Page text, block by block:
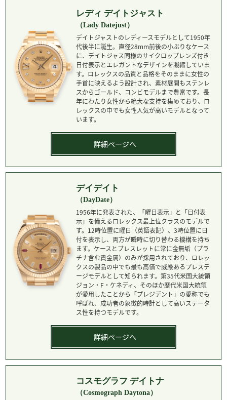
レディ デイトジャスト
（Lady Datejust）
デイトジャストのレディースモデルとして1950年
代後半に誕生。直径28mm前後の小ぶりなケース
に、デイトジャス同様のサイクロップレンズ付き
日付表示とエレガントなデザインを凝縮していま
す。ロレックスの品質と品格をそのままに女性の
手首に映えるよう設計され、素材展開もステンレ
スからゴールド、コンビモデルまで豊富です。長
年にわたり女性から絶大な支持を集めており、ロ
レックスの中でも女性人気が高いモデルとなって
います。
詳細ページへ
デイデイト
（DayDate）
1956年に発表された、「曜日表示」と「日付表
示」を備えるロレックス最上位クラスのモデルで
す。12時位置に曜日（英語表記）、3時位置に日
付を表示し、両方が瞬時に切り替わる機構を持ち
ます。ケースとブレスレットに常に金無垢（プラ
チナ含む貴金属）のみが採用されており、ロレッ
クスの製品の中でも最も高価で威厳あるプレステ
ージモデルとして知られます。第35代米国大統領
ジョン・F・ケネディ、そのほか歴代米国大統領
が愛用したことから「プレジデント」の愛称でも
呼ばれ、成功者の象徴的時計として高いステータ
ス性を持つモデルです。
詳細ページへ
コスモグラフ デイトナ
（Cosmograph Daytona）